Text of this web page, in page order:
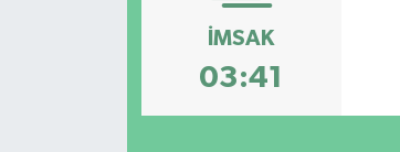
İMSAK
03:41